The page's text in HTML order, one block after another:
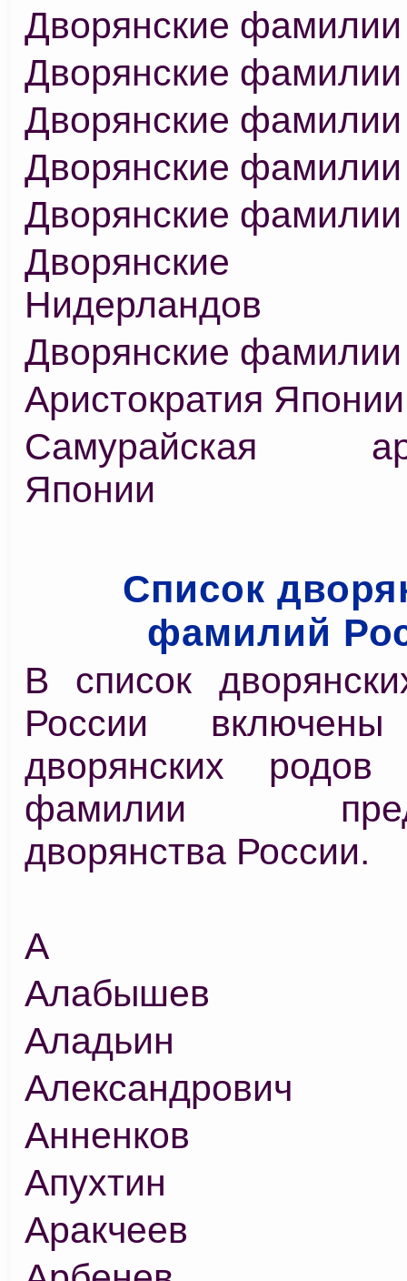
Дворянские
Дворянские
Дворянские
Дворянские
Дворянские
Дворянские
Нидерландов
Дворянские
Аристократия Японии
Самурайская
Японии
Список
фамилий
В список
России
дворянских
фамилии
дворянства России.
А
Алабышев
Аладьин
Александрович
Анненков
Апухтин
Аракчеев